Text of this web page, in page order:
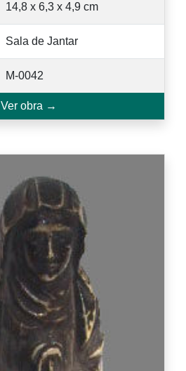
14,8 x 6,3 x 4,9 cm
Sala de Jantar
M-0042
Ver obra →